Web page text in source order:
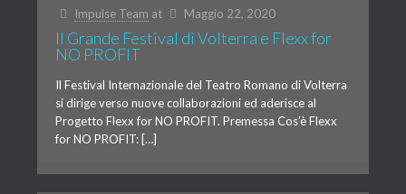
Impulse Team at Maggio 22, 2020
Il Grande Festival di Volterra e Flexx for
NO PROFIT
Il Festival Internazionale del Teatro Romano di Volterra
si dirige verso nuove collaborazioni ed aderisce al
Progetto Flexx for NO PROFIT. Premessa Cos’è Flexx
for NO PROFIT: […]